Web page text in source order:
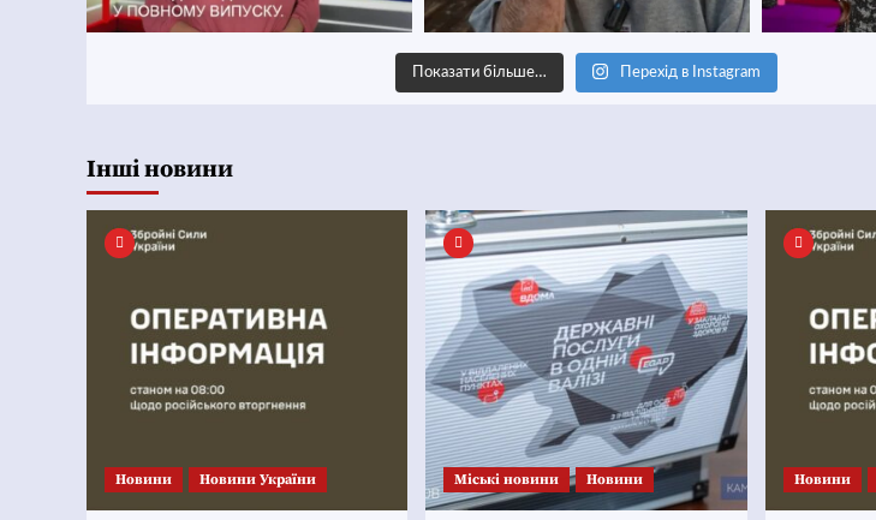
Показати більше… Перехід в Instagram
Інші новини
Новини Новини України Mіські новини Новини Новини